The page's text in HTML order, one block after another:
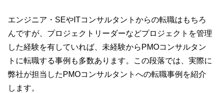
エンジニア・SEやITコンサルタントからの転職はもちろ
んですが、プロジェクトリーダーなどプロジェクトを管理
した経験を有していれば、未経験からPMOコンサルタン
トに転職する事例も多数あります。この段落では、実際に
弊社が担当したPMOコンサルタントへの転職事例を紹介
します。